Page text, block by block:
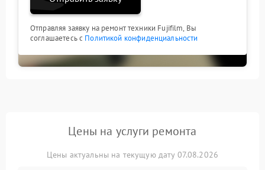
Отправляя заявку на ремонт техники Fujifilm, Вы
соглашаетесь с Политикой конфиденциальности
Цены на услуги ремонта
Цены актуальны на текущую дату 07.08.2026